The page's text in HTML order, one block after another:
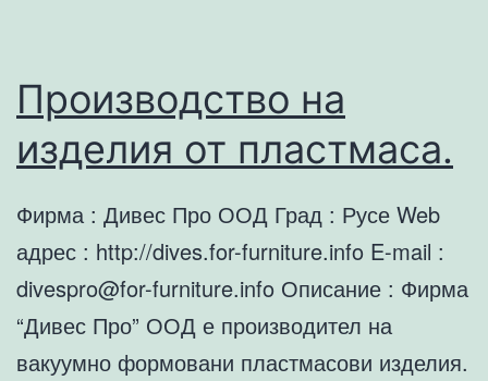
клипове
текстове
Производство на
изделия от пластмаса.
Фирма : Дивес Про ООД Град : Русе Web
адрес : http://dives.for-furniture.info E-mail :
divespro@for-furniture.info Описание : Фирма
“Дивес Про” ООД е производител на
вакуумно формовани пластмасови изделия.